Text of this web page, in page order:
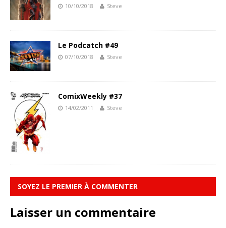
10/10/2018 Steve
Le Podcatch #49
07/10/2018 Steve
ComixWeekly #37
14/02/2011 Steve
SOYEZ LE PREMIER À COMMENTER
Laisser un commentaire